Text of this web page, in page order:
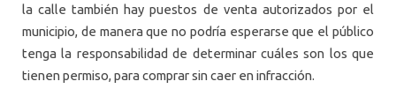
la calle también hay puestos de venta autorizados por el
municipio, de manera que no podría esperarse que el público
tenga la responsabilidad de determinar cuáles son los que
tienen permiso, para comprar sin caer en infracción.